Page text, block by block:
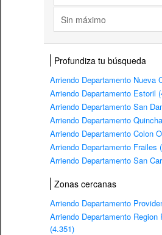
Sin máximo
Profundiza tu búsqueda
Arriendo Departamento Nueva
Arriendo Departamento Estoril
Arriendo Departamento San
Arriendo Departamento
Arriendo Departamento Colon
Arriendo Departamento Frailes
Arriendo Departamento San
Zonas cercanas
Arriendo Departamento
Arriendo Departamento Region
(4.351)